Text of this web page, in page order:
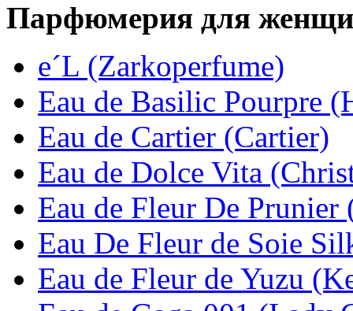
Парфюмерия для
e´L (Zarkoperfume)
Eau de Basilic Pourpre
Eau de Cartier (Cartier)
Eau de Dolce Vita
Eau de Fleur De Prunier
Eau De Fleur de Soie
Eau de Fleur de Yuzu